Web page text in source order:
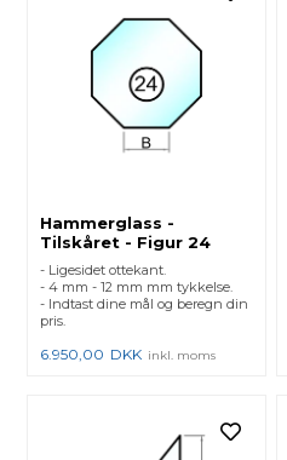
Hammerglass -
Tilskåret - Figur 24
- Ligesidet ottekant.
- 4 mm - 12 mm mm tykkelse.
- Indtast dine mål og beregn din
pris.
6.950,00 DKK inkl. moms